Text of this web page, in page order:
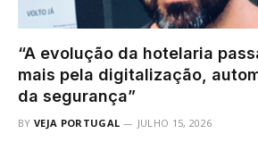
“A evolução da hotelaria
mais pela digitalização,
da segurança”
BY VEJA PORTUGAL JULHO 15, 2026